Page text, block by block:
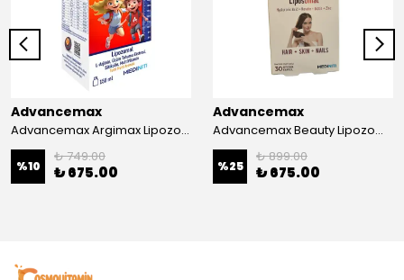
Advancemax
Advancemax Argimax Lipozomal Sıvı 150 ml 8684375607587
%10
₺ 749.00
₺ 675.00
Advancemax
Advancemax Beauty Lipozomal Hyalüronik Asit Keratin Biotin Zn 30 Kapsül 8684375607556
%25
₺ 899.00
₺ 675.00